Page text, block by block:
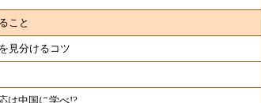
こと
見分けるコツ
は中国に学べ!?